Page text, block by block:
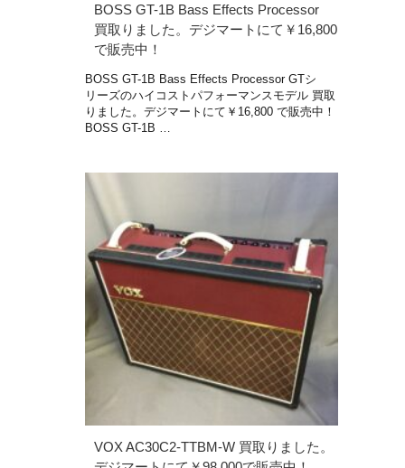
BOSS GT-1B Bass Effects Processor
買取りました。デジマートにて￥16,800
で販売中！
BOSS GT-1B Bass Effects Processor GTシ
リーズのハイコストパフォーマンスモデル 買取
りました。デジマートにて￥16,800 で販売中！
BOSS GT-1B …
VOX AC30C2-TTBM-W 買取りました。